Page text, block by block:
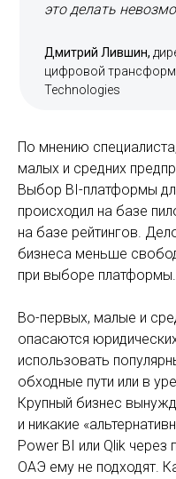
это делать
Дмитрий Лившин,
цифровой
Technologies
По мнению
малых и средних
Выбор BI-платформы
происходил на базе
на базе рейтингов.
бизнеса меньше
при выборе платформы.
Во-первых, малые и
опасаются
использовать
обходные пути или в
Крупный бизнес
и никакие
Power BI или Qlik через
ОАЭ ему не подходят.